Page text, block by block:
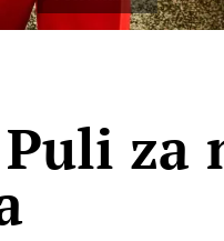
za